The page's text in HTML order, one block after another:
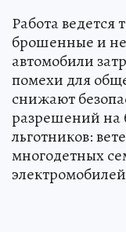
Работа ведется
брошенные и
автомобили
помехи для
снижают
разрешений на
льготников:
многодетных